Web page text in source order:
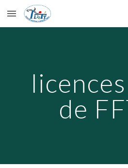
Skip to main content
de